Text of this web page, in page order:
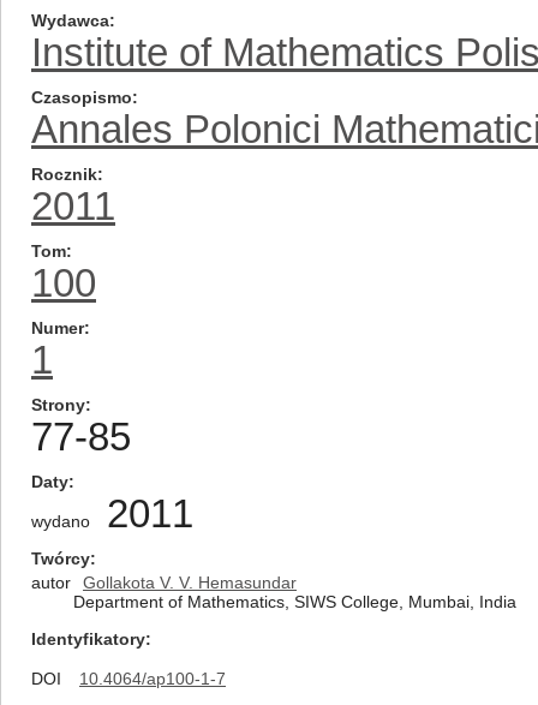
Wydawca
Institute of Mathematics
Czasopismo
Annales Polonici
Rocznik
2011
Tom
100
Numer
1
Strony
77-85
Daty
wydano 2011
Twórcy
autor
Gollakota V. V. Hemasundar
Department of Mathematics, SIWS College, Mumbai, India
Identyfikatory
DOI
10.4064/ap100-1-7